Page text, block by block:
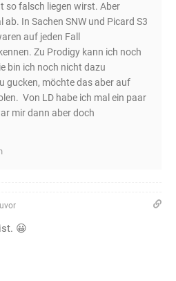
so falsch liegen wirst. Aber
In Sachen SNW und Picard S3
auf jeden Fall
Zu Prodigy kann ich noch
bin ich noch nicht dazu
gucken, möchte das aber auf
Von LD habe ich mal ein paar
mir dann aber doch
😀